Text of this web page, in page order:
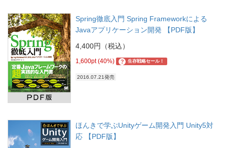
Spring徹底入門 Spring Frameworkによる
Javaアプリケーション開発 【PDF版】
4,400円（税込）
1,600pt (40%) ? 生存戦略セール！
2016.07.21発売
ほんきで学ぶUnityゲーム開発入門 Unity5対
応 【PDF版】